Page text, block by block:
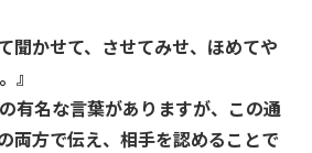
聞かせて、させてみせ、ほめてや
』
有名な言葉がありますが、この通
両方で伝え、相手を認めることで